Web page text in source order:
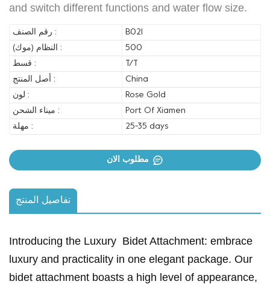
and switch different functions and water flow size.
رقم الصنف :
B021
النظام (موك) :
500
قسط :
T/T
أصل المنتج :
China
لون :
Rose Gold
ميناء الشحن :
Port Of Xiamen
مهلة :
25-35 days
تفاصيل المنتج
Introducing the Luxury Bidet Attachment: embrace
luxury and practicality in one elegant package. Our
bidet attachment boasts a high level of appearance,